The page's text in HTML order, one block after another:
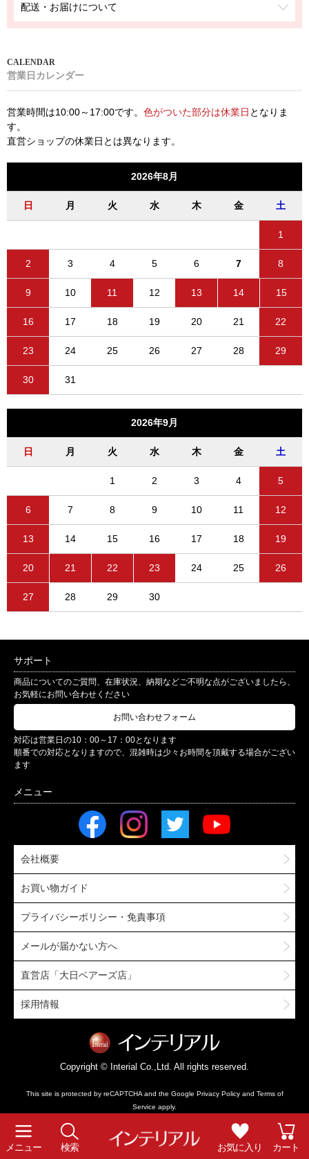
メニュー 検索 お気に入り カート
配送・お届けについて
営業日カレンダー
営業時間は10:00～17:00です。 色がついた部分は休業日 となりま
す。
直営ショップの休業日とは異なります。
2026年8月
日 月 火 水 木 金 土
1
2 3 4 5 6 7 8
9 10 11 12 13 14 15
16 17 18 19 20 21 22
23 24 25 26 27 28 29
30 31
2026年9月
日 月 火 水 木 金 土
1 2 3 4 5
6 7 8 9 10 11 12
13 14 15 16 17 18 19
20 21 22 23 24 25 26
27 28 29 30
サポート
商品についてのご質問、在庫状況、納期などご不明な点がございましたら、
お気軽にお問い合わせください
お問い合わせフォーム
対応は営業日の10：00～17：00となります
順番での対応となりますので、混雑時は少々お時間を頂戴する場合がござい
ます
会社概要
お買い物ガイド
プライバシーポリシー・免責事項
メールが届かない方へ
直営店「大日ベアーズ店」
採用情報
Copyright © Interial Co.,Ltd. All rights reserved.
This site is protected by reCAPTCHA and the Google Privacy Policyand Terms of
Service apply.